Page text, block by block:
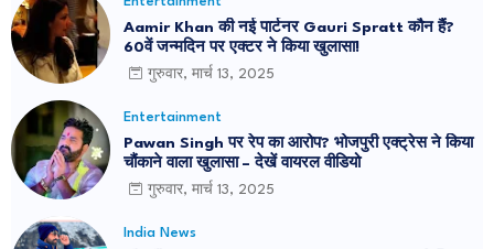
Aamir Khan की नई पार्टनर Gauri Spratt कौन हैं?
60वें जन्मदिन पर एक्टर ने किया खुलासा!
गुरुवार, मार्च 13, 2025
Entertainment
Pawan Singh पर रेप का आरोप? भोजपुरी एक्ट्रेस ने किया
चौंकाने वाला खुलासा – देखें वायरल वीडियो
गुरुवार, मार्च 13, 2025
India News